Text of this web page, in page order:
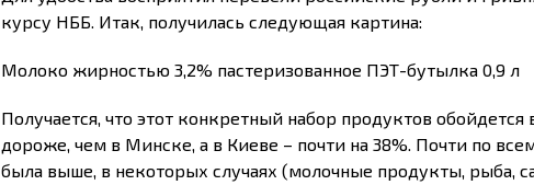
курсу НББ. Итак, получилась следующая картина:
Молоко жирностью 3,2% пастеризованное ПЭТ-бутылка 0,9 л
Получается, что этот конкретный набор продуктов
дороже, чем в Минске, а в Киеве – почти на 38%. Почти по
была выше, в некоторых случаях (молочные продукты, рыба,